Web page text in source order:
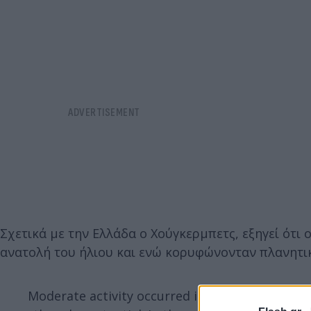
Σχετικά με την Ελλάδα ο Χούγκερμπετς, εξηγεί ότι
ανατολή του ήλιου και ενώ κορυφώνονταν
Moderate activity occurred in the Eastern